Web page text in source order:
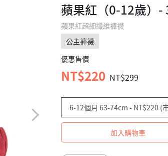
蘋果紅（0-12歲）-
蘋果紅超細纖維褲襪
公主褲襪
優惠售價
NT$220 NT$299
加入購物車